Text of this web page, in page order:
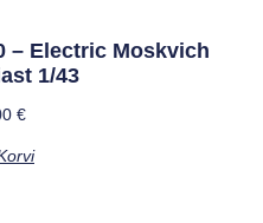
– Electric Moskvich
1/43
€